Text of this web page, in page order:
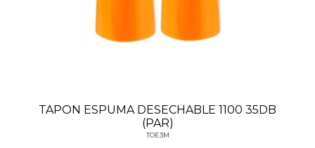
TAPON ESPUMA DESECHABLE 1100 35DB
(PAR)
TOE3M